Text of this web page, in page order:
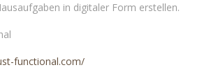
in digitaler Form erstellen.
functional.com/